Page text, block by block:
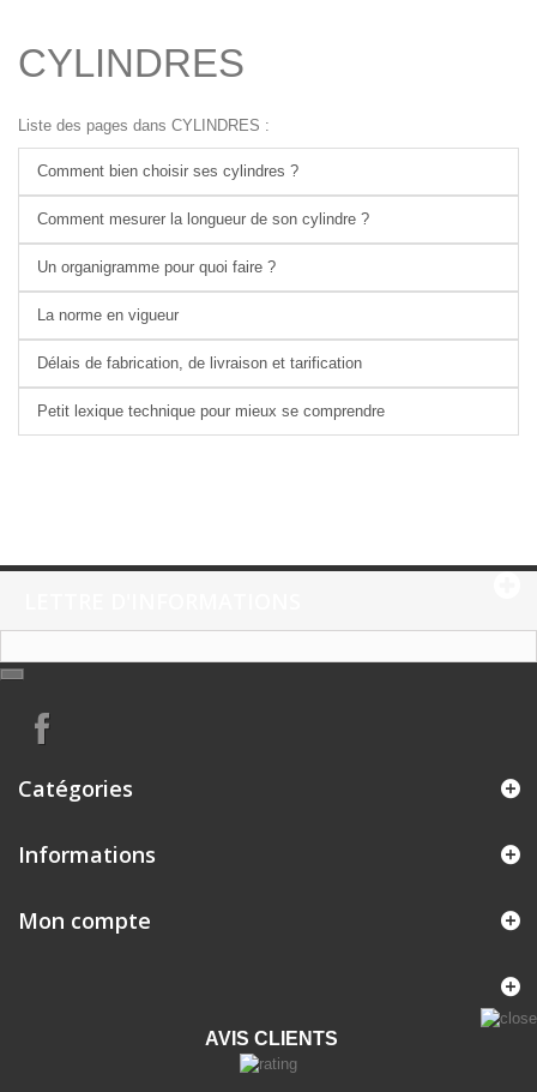
CYLINDRES
Liste des pages dans CYLINDRES :
Comment bien choisir ses cylindres ?
Comment mesurer la longueur de son cylindre ?
Un organigramme pour quoi faire ?
La norme en vigueur
Délais de fabrication, de livraison et tarification
Petit lexique technique pour mieux se comprendre
Catégories
Informations
Mon compte
AVIS CLIENTS